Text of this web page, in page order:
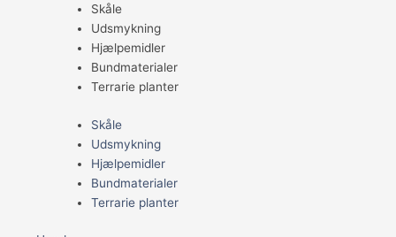
Skåle
Udsmykning
Hjælpemidler
Bundmaterialer
Terrarie planter
Skåle
Udsmykning
Hjælpemidler
Bundmaterialer
Terrarie planter